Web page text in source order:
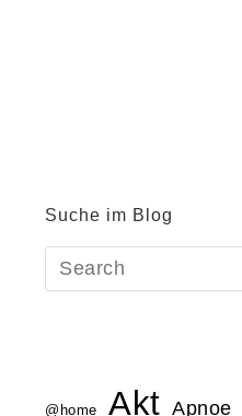
Suche im Blog
@home Akt Apnoe